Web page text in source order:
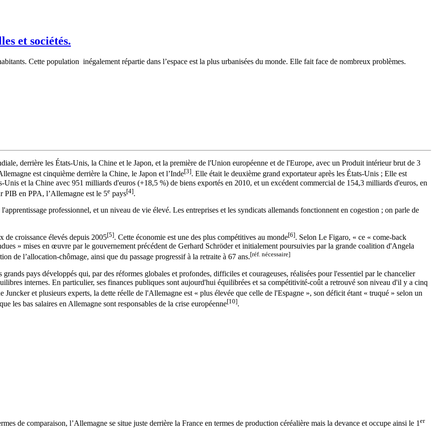
et sociétés.
Cette population inégalement répartie dans l’espace est la plus urbanisées du monde. Elle fait face de nombreux problèmes.
derrière les États-Unis, la Chine et le Japon, et la première de l'Union européenne et de l'Europe, avec un Produit intérieur brut de 3
est cinquième derrière la Chine, le Japon et l’Inde[3]. Elle était le deuxième grand exportateur après les États-Unis ; Elle est
et la Chine avec 951 milliards d'euros (+18,5 %) de biens exportés en 2010, et un excédent commercial de 154,3 milliards d'euros, en
PIB en PPA, l’Allemagne est le 5e pays[4].
professionnel, et un niveau de vie élevé. Les entreprises et les syndicats allemands fonctionnent en cogestion ; on parle de
de croissance élevés depuis 2005[5]. Cette économie est une des plus compétitives au monde[6]. Selon Le Figaro, « ce « come-back
» mises en œuvre par le gouvernement précédent de Gerhard Schröder et initialement poursuivies par la grande coalition d'Angela
de l’allocation-chômage, ainsi que du passage progressif à la retraite à 67 ans.[réf. nécessaire]
pays développés qui, par des réformes globales et profondes, difficiles et courageuses, réalisées pour l'essentiel par le chancelier
internes. En particulier, ses finances publiques sont aujourd'hui équilibrées et sa compétitivité-coût a retrouvé son niveau d'il y a cinq
et plusieurs experts, la dette réelle de l'Allemagne est « plus élevée que celle de l'Espagne », son déficit étant « truqué » selon un
les bas salaires en Allemagne sont responsables de la crise européenne[10].
de comparaison, l’Allemagne se situe juste derrière la France en termes de production céréalière mais la devance et occupe ainsi le 1 er